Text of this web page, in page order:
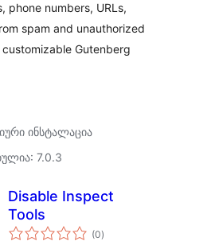
phone numbers, URLs,
spam and unauthorized
Gutenberg
ინსტალაცია
7.0.3
Disable Inspect
Tools
(0საერთო
რეიტინგი
)